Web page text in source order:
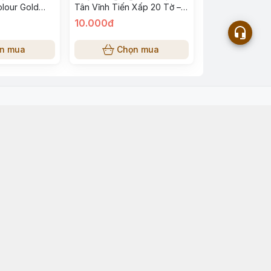
Gold
định
mua
Tân Vĩnh Tiến Xấp 20 Tờ –
Giấy Viết Mịn, Không Lem
10.000đ
Chọn mua